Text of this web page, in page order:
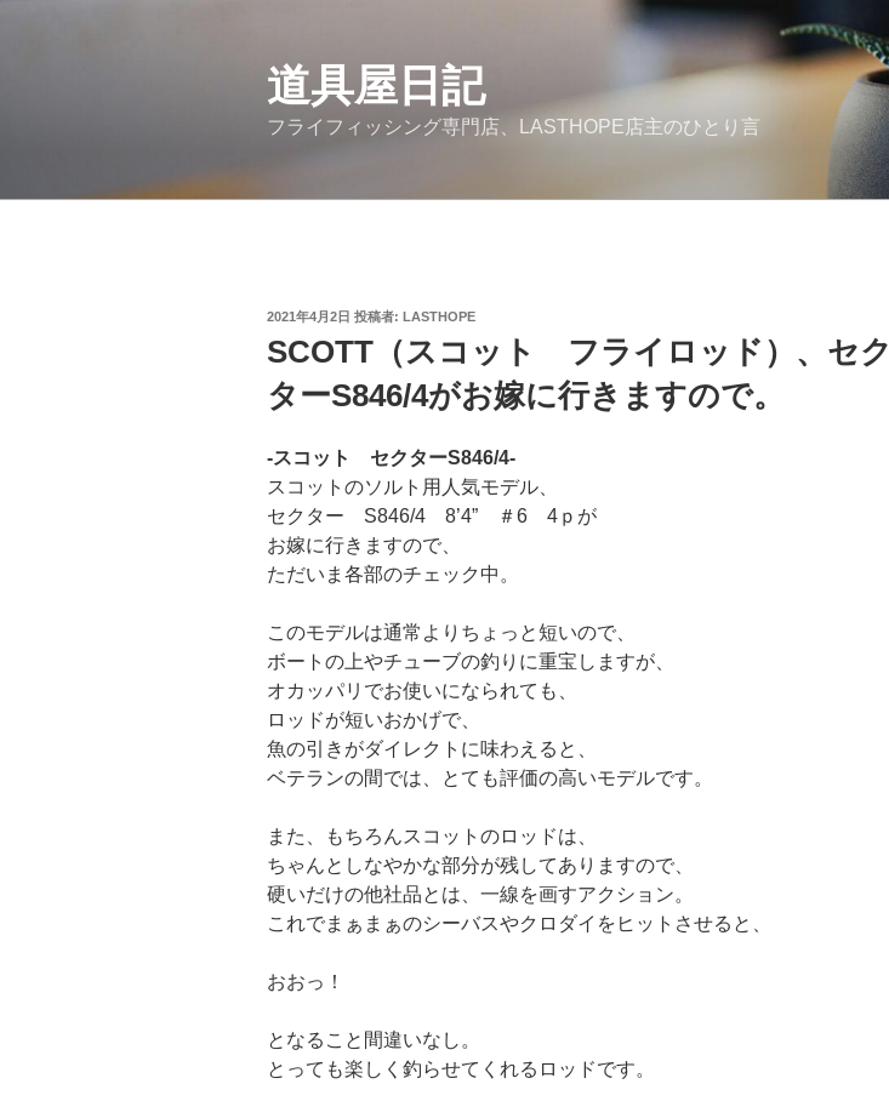
道具屋日記
フライフィッシング専門店、LASTHOPE店主のひとり言
投
日:
2021年4月2日 投稿者: LASTHOPE
SCOTT（スコット フライロッド）、セク
ターS846/4がお嫁に行きますので。
-スコット セクターS846/4-
スコットのソルト用人気モデル、
セクター S846/4 8’4” ＃6 4ｐが
お嫁に行きますので、
ただいま各部のチェック中。
このモデルは通常よりちょっと短いので、
ボートの上やチューブの釣りに重宝しますが、
オカッパリでお使いになられても、
ロッドが短いおかげで、
魚の引きがダイレクトに味わえると、
ベテランの間では、とても評価の高いモデルです。
また、もちろんスコットのロッドは、
ちゃんとしなやかな部分が残してありますので、
硬いだけの他社品とは、一線を画すアクション。
これでまぁまぁのシーバスやクロダイをヒットさせると、
おおっ！
となること間違いなし。
とっても楽しく釣らせてくれるロッドです。